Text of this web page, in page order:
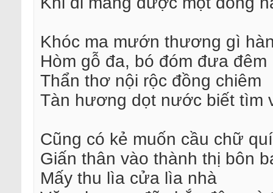
Khóc ma mướn thương gì
Hòm gỗ đa, bó đóm đưa đêm
Thẩn thơ nội rộc đồng chiêm
Tàn hương dọt nước biết tìm
Cũng có kẻ muốn cầu chữ quí
Giấn thân vào thành thị bôn
Mấy thu lìa cửa lìa nhà